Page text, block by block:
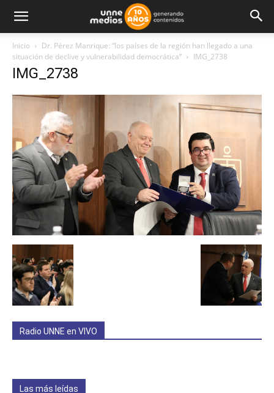
Inicio
Dr. Pérez Manrique: “los países de la región han llegado a una
situación de declive y vulnerabilidad democrática”
IMG_2738
IMG_2738
Radio UNNE en VIVO
Las más leídas